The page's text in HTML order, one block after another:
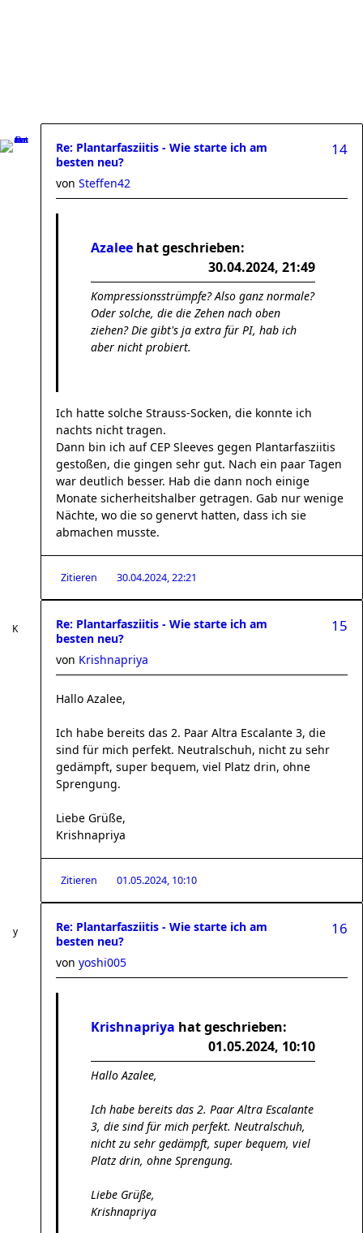
Re: Plantarfasziitis - Wie starte ich am
besten neu?
14
von Steffen42
Azalee hat geschrieben:
30.04.2024, 21:49
Kompressionsstrümpfe? Also ganz normale?
Oder solche, die die Zehen nach oben
ziehen? Die gibt's ja extra für PI, hab ich
aber nicht probiert.
Ich hatte solche Strauss-Socken, die konnte ich
nachts nicht tragen.
Dann bin ich auf CEP Sleeves gegen Plantarfasziitis
gestoßen, die gingen sehr gut. Nach ein paar Tagen
war deutlich besser. Hab die dann noch einige
Monate sicherheitshalber getragen. Gab nur wenige
Nächte, wo die so genervt hatten, dass ich sie
abmachen musste.
Zitieren 30.04.2024, 22:21
Re: Plantarfasziitis - Wie starte ich am
besten neu?
15
von Krishnapriya
Hallo Azalee,
Ich habe bereits das 2. Paar Altra Escalante 3, die
sind für mich perfekt. Neutralschuh, nicht zu sehr
gedämpft, super bequem, viel Platz drin, ohne
Sprengung.
Liebe Grüße,
Krishnapriya
Zitieren 01.05.2024, 10:10
Re: Plantarfasziitis - Wie starte ich am
besten neu?
16
von yoshi005
Krishnapriya hat geschrieben:
01.05.2024, 10:10
Hallo Azalee,
Ich habe bereits das 2. Paar Altra Escalante
3, die sind für mich perfekt. Neutralschuh,
nicht zu sehr gedämpft, super bequem, viel
Platz drin, ohne Sprengung.
Liebe Grüße,
Krishnapriya